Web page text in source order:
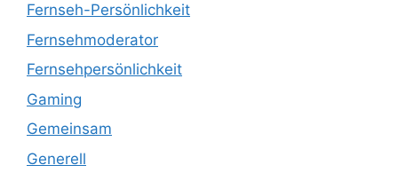
Fernseh-Persönlichkeit
Fernsehmoderator
Fernsehpersönlichkeit
Gaming
Gemeinsam
Generell